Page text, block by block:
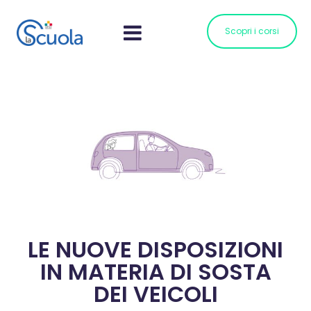
Scopri i corsi
LE NUOVE DISPOSIZIONI
IN MATERIA DI SOSTA
DEI VEICOLI